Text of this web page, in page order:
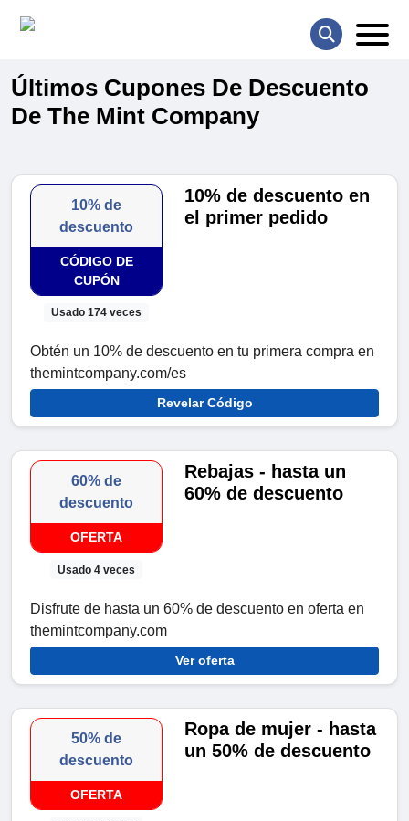
Últimos Cupones De Descuento
De The Mint Company
10% de
descuento
CÓDIGO DE
CUPÓN
Usado 174 veces
10% de descuento en
el primer pedido
Obtén un 10% de descuento en tu primera compra en
themintcompany.com/es
Revelar Código
60% de
descuento
OFERTA
Usado 4 veces
Rebajas - hasta un
60% de descuento
Disfrute de hasta un 60% de descuento en oferta en
themintcompany.com
Ver oferta
50% de
descuento
OFERTA
Ropa de mujer - hasta
un 50% de descuento